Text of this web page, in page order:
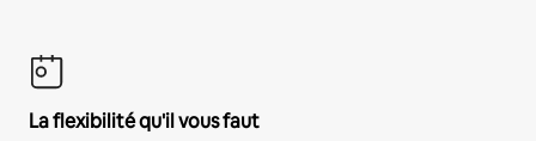
La flexibilité qu'il vous faut